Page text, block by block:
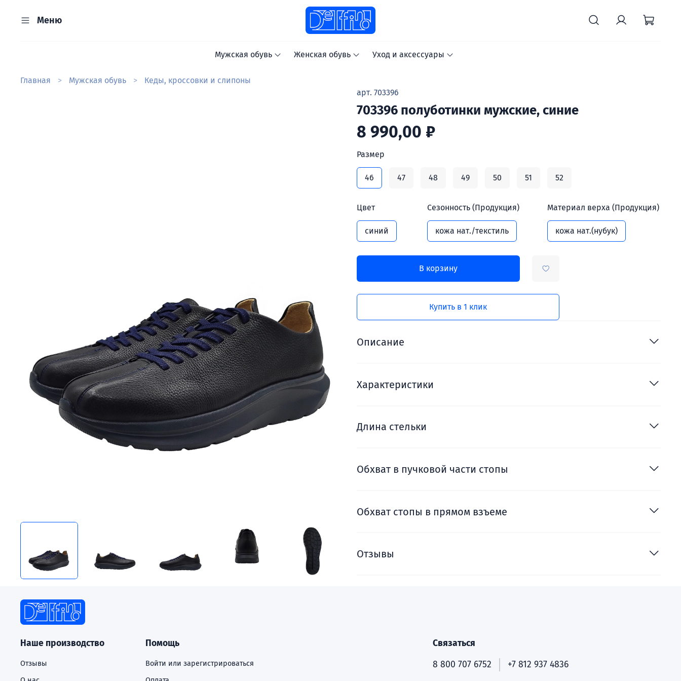
Меню
Мужская обувь Женская обувь Уход и аксессуары
Главная Мужская обувь
Кеды, кроссовки и слипоны
арт. 703396
703396 полуботинки мужские, синие
8 990,00 ₽
В корзину
Купить в 1 клик
Размер
46 47 48 49 50 51 52
Цвет
синий
Сезонность (Продукция)
кожа нат./текстиль
Материал верха (Продукция)
кожа нат.(нубук)
Описание
Характеристики
Длина стельки
Обхват в пучковой части стопы
Обхват стопы в прямом взъеме
Отзывы
Наше производство
Отзывы
Помощь
Войти или зарегистрироваться
Связаться
8 800 707 6752
+7 812 937 4836